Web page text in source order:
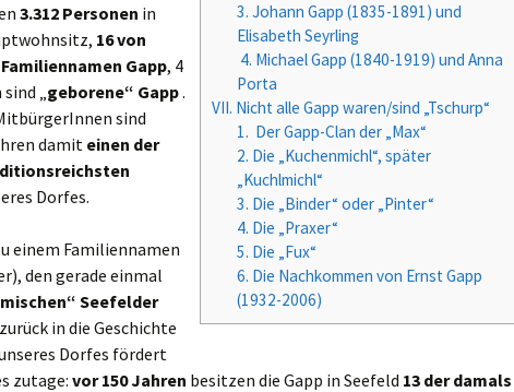
3. Johann Gapp (1835-1891) und
Elisabeth Seyrling
4. Michael Gapp (1840-1919) und Anna
Porta
VII. Nicht alle Gapp waren/sind „Tschurp“
1. Der Gapp-Clan der „Max“
2. Die „Kuchenmichl“, später
„Kuchlmichl“
3. Die „Binder“ oder „Pinter“
4. Die „Praxer“
5. Die „Fux“
6. Die Nachkommen von Ernst Gapp
(1932-2006)
3.312 Personen in
16 von
Familiennamen Gapp, 4
„geborene“ Gapp.
sind
damit einen der
Dorfes.
einem Familiennamen
den gerade einmal
Seefelder
in die Geschichte
Dorfes fördert
zutage: vor 150 Jahren besitzen die Gapp in Seefeld 13 der damals